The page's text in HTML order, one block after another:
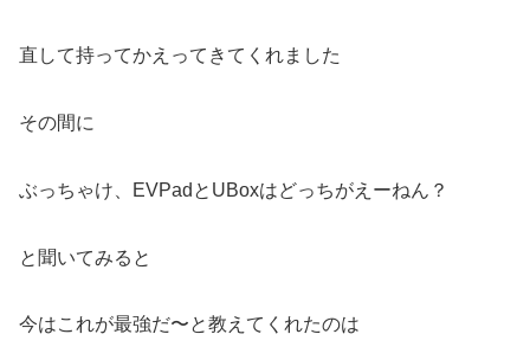
直して持ってかえってきてくれました
その間に
ぶっちゃけ、EVPadとUBoxはどっちがえーねん？
と聞いてみると
今はこれが最強だ〜と教えてくれたのは